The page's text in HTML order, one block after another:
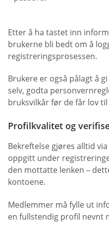
Etter å ha tastet inn
brukerne bli bedt om å
registreringsprosessen.
Brukere er også pålagt å
selv, godta
bruksvilkår før de får lov
Profilkvalitet og
Bekreftelse gjøres alltid
oppgitt under
den mottatte lenken –
kontoene.
Medlemmer må fylle ut
en fullstendig profil nevnt